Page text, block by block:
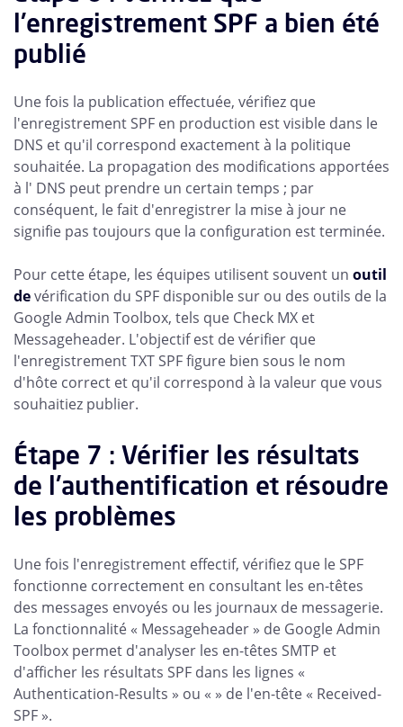
l'enregistrement SPF a bien été
publié
Une fois la publication effectuée, vérifiez que
l'enregistrement SPF en production est visible dans le
DNS et qu'il correspond exactement à la politique
souhaitée. La propagation des modifications apportées
à l' DNS peut prendre un certain temps ; par
conséquent, le fait d'enregistrer la mise à jour ne
signifie pas toujours que la configuration est terminée.
Pour cette étape, les équipes utilisent souvent un outil
devérification du SPF disponible sur ou des outils de la
Google Admin Toolbox, tels que Check MX et
Messageheader. L'objectif est de vérifier que
l'enregistrement TXT SPF figure bien sous le nom
d'hôte correct et qu'il correspond à la valeur que vous
souhaitiez publier.
Étape 7 : Vérifier les résultats
de l'authentification et résoudre
les problèmes
Une fois l'enregistrement effectif, vérifiez que le SPF
fonctionne correctement en consultant les en-têtes
des messages envoyés ou les journaux de messagerie.
La fonctionnalité « Messageheader » de Google Admin
Toolbox permet d'analyser les en-têtes SMTP et
d'afficher les résultats SPF dans les lignes «
Authentication-Results » ou « » de l'en-tête « Received-
SPF ».